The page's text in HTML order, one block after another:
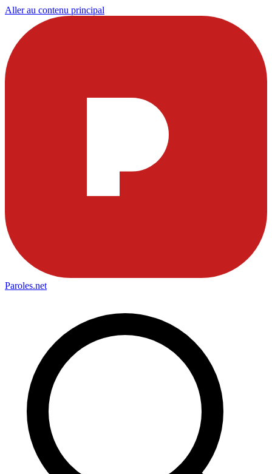
Aller au contenu principal
Paroles.net